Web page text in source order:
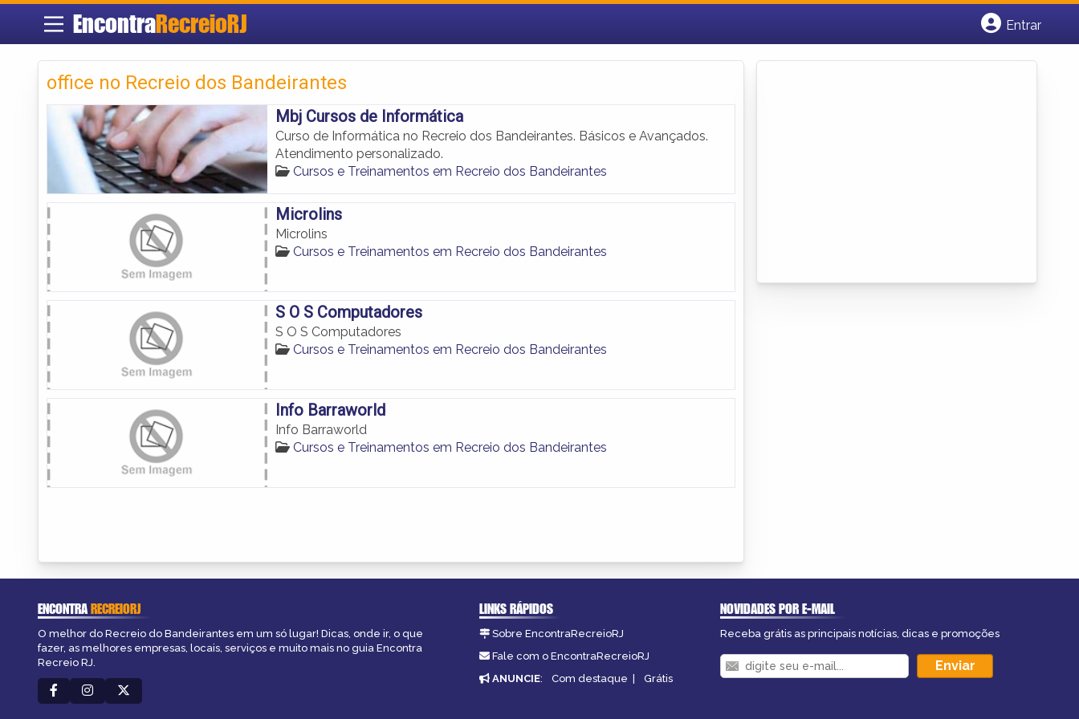
EncontraRecreioRJ
Entrar
office no Recreio dos Bandeirantes
Mbj Cursos de Informática
Curso de Informática no Recreio dos Bandeirantes. Básicos e Avançados.
Atendimento personalizado.
Cursos e Treinamentos em Recreio dos Bandeirantes
Microlins
Microlins
Cursos e Treinamentos em Recreio dos Bandeirantes
S O S Computadores
S O S Computadores
Cursos e Treinamentos em Recreio dos Bandeirantes
Info Barraworld
Info Barraworld
Cursos e Treinamentos em Recreio dos Bandeirantes
ENCONTRARECREIORJ
O melhor do Recreio do Bandeirantes em um só lugar! Dicas, onde ir, o que
fazer, as melhores empresas, locais, serviços e muito mais no guia Encontra
Recreio RJ.
LINKS RÁPIDOS
Sobre EncontraRecreioRJ
Fale com o EncontraRecreioRJ
ANUNCIE: Com destaque | Grátis
NOVIDADES POR E-MAIL
Receba grátis as principais notícias, dicas e promoções